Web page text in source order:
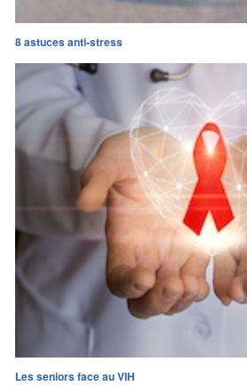
8 astuces anti-stress
Les seniors face au VIH